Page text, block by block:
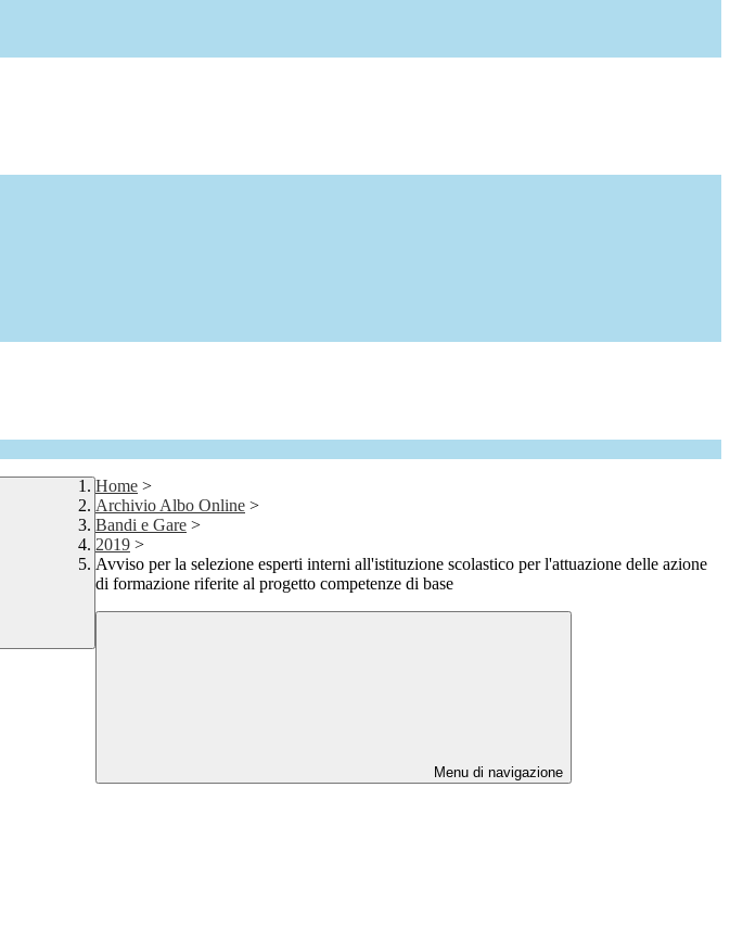
Home >
Archivio Albo Online >
Bandi e Gare >
2019 >
Avviso per la selezione esperti interni all'istituzione scolastico per l'attuazione delle azione
di formazione riferite al progetto competenze di base
Menu di navigazione